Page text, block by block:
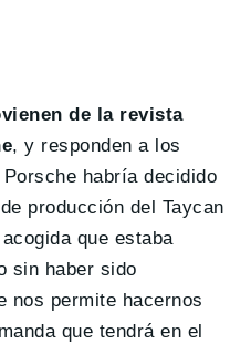
de la revista
, y responden a los
habría decidido
producción del Taycan
que estaba
sin haber sido
nos permite hacernos
que tendrá en el